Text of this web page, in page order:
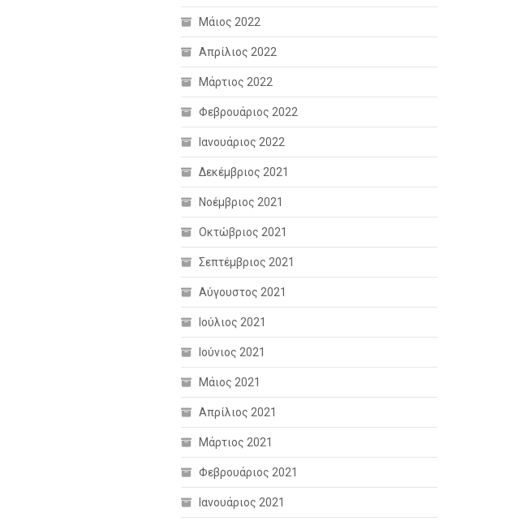
Μάιος 2022
Απρίλιος 2022
Μάρτιος 2022
Φεβρουάριος 2022
Ιανουάριος 2022
Δεκέμβριος 2021
Νοέμβριος 2021
Οκτώβριος 2021
Σεπτέμβριος 2021
Αύγουστος 2021
Ιούλιος 2021
Ιούνιος 2021
Μάιος 2021
Απρίλιος 2021
Μάρτιος 2021
Φεβρουάριος 2021
Ιανουάριος 2021